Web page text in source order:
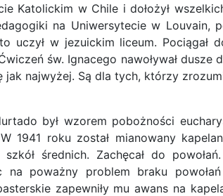
Katolickim w Chile i dołożył
na Uniwersytecie w Louvain,
w jezuickim liceum. Pociągał
św. Ignacego nawoływał
najwyżej. Są dla tych, którzy
był wzorem pobożności
roku został mianowany
średnich. Zachęcał do
poważny problem braku
zapewniły mu awans na